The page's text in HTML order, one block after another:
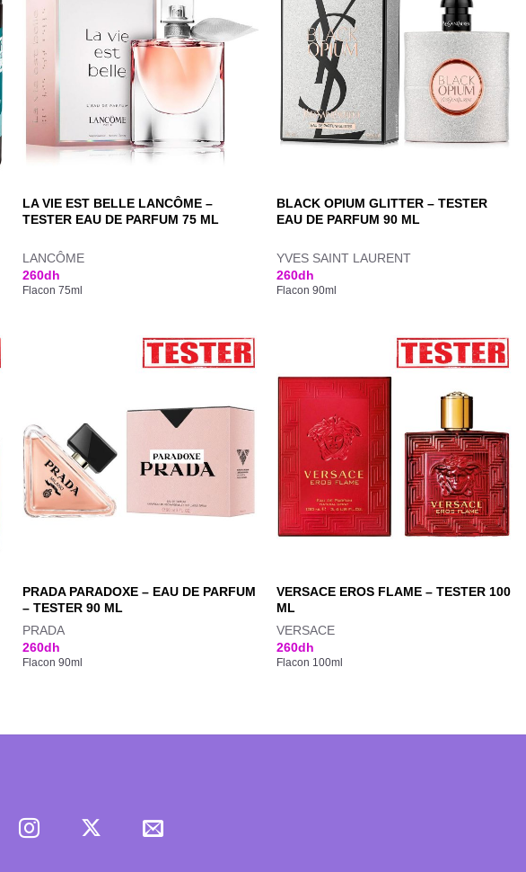
LA VIE EST BELLE LANCÔME –
TESTER EAU DE PARFUM 75 ML
LANCÔME
260dh
Flacon 75ml
BLACK OPIUM GLITTER – TESTER
EAU DE PARFUM 90 ML
YVES SAINT LAURENT
260dh
Flacon 90ml
PRADA PARADOXE – EAU DE PARFUM
– TESTER 90 ML
PRADA
260dh
Flacon 90ml
VERSACE EROS FLAME – TESTER 100
ML
VERSACE
260dh
Flacon 100ml